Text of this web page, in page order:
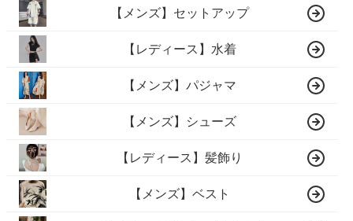
【メンズ】セットアップ
【レディース】水着
【メンズ】パジャマ
【メンズ】シューズ
【レディース】髪飾り
【メンズ】ベスト